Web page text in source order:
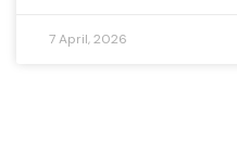
7 April, 2026